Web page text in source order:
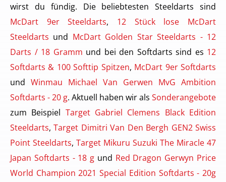
wirst du fündig. Die beliebtesten Steeldarts sind
McDart 9er Steeldarts, 12 Stück lose McDart
Steeldarts und McDart Golden Star Steeldarts - 12
Darts / 18 Gramm und bei den Softdarts sind es 12
Softdarts & 100 Softtip Spitzen, McDart 9er Softdarts
und Winmau Michael Van Gerwen MvG Ambition
Softdarts - 20 g. Aktuell haben wir als Sonderangebote
zum Beispiel Target Gabriel Clemens Black Edition
Steeldarts,Target Dimitri Van Den Bergh GEN2 Swiss
Point Steeldarts, Target Mikuru Suzuki The Miracle 47
Japan Softdarts - 18 g und Red Dragon Gerwyn Price
World Champion 2021 Special Edition Softdarts - 20g